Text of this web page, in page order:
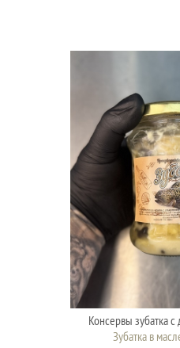
Консервы зубатка
Зубатка в